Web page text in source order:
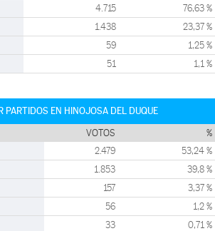
4.715 76,63 %
1.438 23,37 %
59 1,25 %
51 1,1 %
PARTIDOS EN HINOJOSA DEL DUQUE
VOTOS %
2.479 53,24 %
1.853 39,8 %
157 3,37 %
56 1,2 %
33 0,71 %